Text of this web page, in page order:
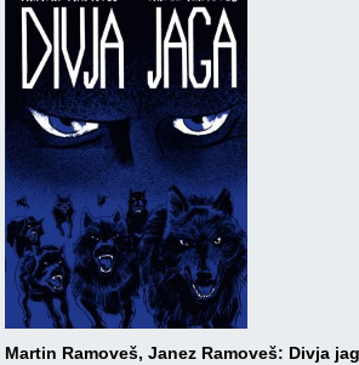
Martin Ramoveš, Janez Ramoveš: Divja